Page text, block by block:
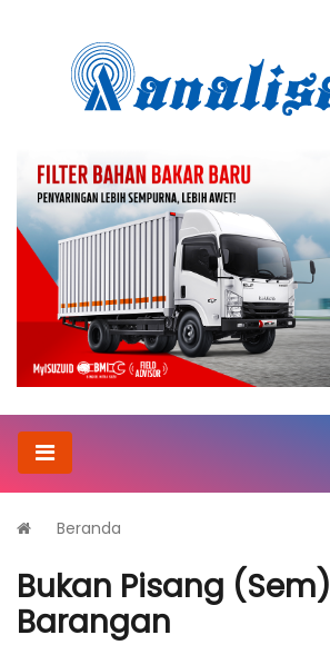
Beranda
Bukan Pisang (Sem)
Barangan